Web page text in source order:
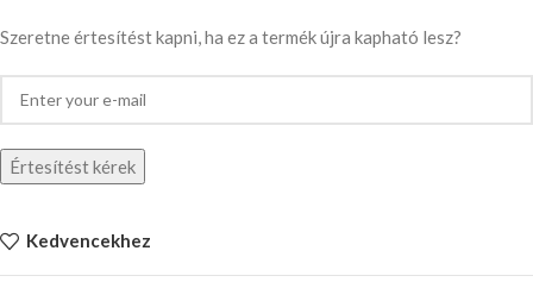
Szeretne értesítést kapni, ha ez a termék újra kapható lesz?
Értesítést kérek
Kedvencekhez